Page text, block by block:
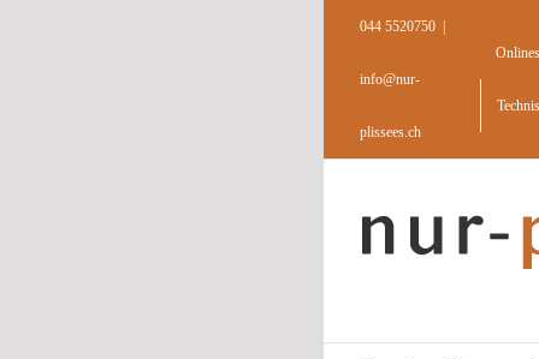
044 5520750
info@nur-
plissees.ch